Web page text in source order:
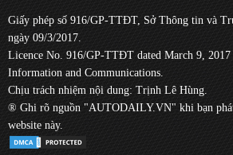
Giấy phép số 916/GP-TTĐT, Sở Thông tin và
ngày 09/3/2017.
Licence No. 916/GP-TTĐT dated March 9,
Information and Communications.
Chịu trách nhiệm nội dung: Trịnh Lê Hùng.
® Ghi rõ nguồn "AUTODAILY.VN" khi bạn
website này.